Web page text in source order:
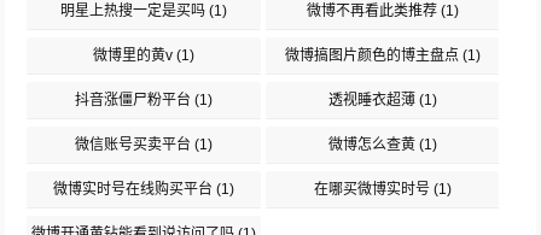
明星上热搜一定是买吗 (1) 微博不再看此类推荐(1)
微博里的黄v (1) 微博搞图片颜色的博主盘点 (1)
抖音涨僵尸粉平台 (1) 透视睡衣超薄(1)
微信账号买卖平台 (1) 微博怎么查黄(1)
微博实时号在线购买平台 (1) 在哪买微博实时号(1)